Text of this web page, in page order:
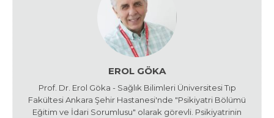
EROL GÖKA
Prof. Dr. Erol Göka - Sağlık Bilimleri Üniversitesi Tıp
Fakültesi Ankara Şehir Hastanesi'nde "Psikiyatri Bölümü
Eğitim ve İdari Sorumlusu" olarak görevli. Psikiyatrinin